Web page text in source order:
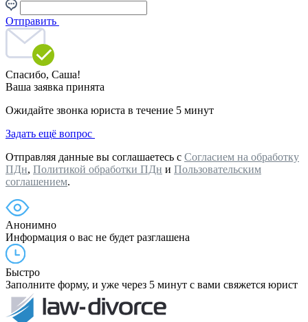
Отправить
Спасибо, Саша!
Ваша заявка принята
Ожидайте звонка юриста в течение 5 минут
Задать ещё вопрос
Отправляя данные вы соглашаетесь с Согласием на обработку
ПДн, Политикой обработки ПДн и Пользовательским
соглашением.
Анонимно
Информация о вас не будет разглашена
Быстро
Заполните форму, и уже через 5 минут с вами свяжется юрист